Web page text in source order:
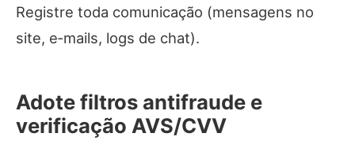
Registre toda comunicação (mensagens no
site, e‑mails, logs de chat).
Adote filtros antifraude e
verificação AVS/CVV